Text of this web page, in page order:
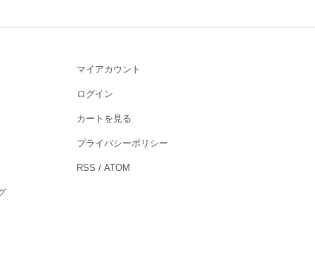
マイアカウント
ログイン
カートを見る
プライバシーポリシー
RSS / ATOM